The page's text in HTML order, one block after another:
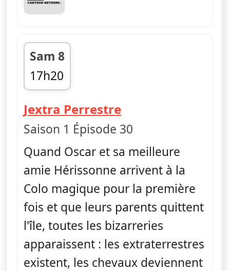
Sam 8
17h20
fin 17h30
Jextra Perrestre— Craig de la
Saison 1 Épisode 30
Quand Oscar et sa meilleure
amie Hérissonne arrivent à la
Colo magique pour la première
fois et que leurs parents quittent
l'île, toutes les bizarreries
apparaissent : les extraterrestres
existent, les chevaux deviennent